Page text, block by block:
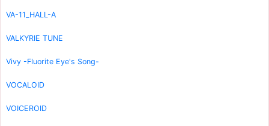
VA-11_HALL-A
VALKYRIE TUNE
Vivy -Fluorite Eye's Song-
VOCALOID
VOICEROID